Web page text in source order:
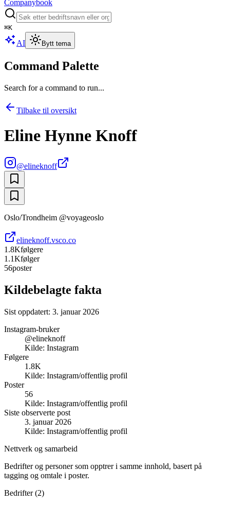
Companybook
⌘K
AI Bytt tema
Command Palette
Search for a command to run...
Tilbake til oversikt
Eline Hynne Knoff
@elineknoff
Oslo/Trondheim @voyageoslo
elineknoff.vsco.co
1.8Kfølgere
1.1Kfølger
56poster
Kildebelagte fakta
Sist oppdatert: 3. januar 2026
Instagram-bruker
@elineknoff
Kilde: Instagram
Følgere
1.8K
Kilde: Instagram/offentlig profil
Poster
56
Kilde: Instagram/offentlig profil
Siste observerte post
3. januar 2026
Kilde: Instagram/offentlig profil
Nettverk og samarbeid
Bedrifter og personer som opptrer i samme innhold, basert på
tagging og omtale i poster.
Bedrifter (2)